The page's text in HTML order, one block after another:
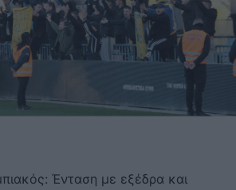
Ένταση με εξέδρα και